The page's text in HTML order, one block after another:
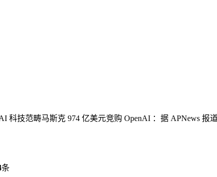
技范畴马斯克 974 亿美元竞购 OpenAI ：据 APNews 报
条